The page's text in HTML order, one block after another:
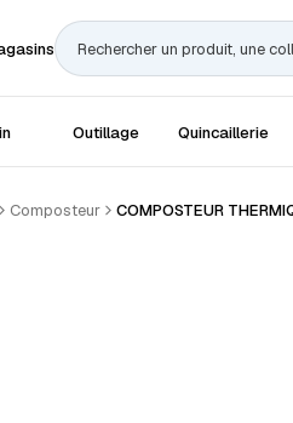
Rechercher
Outillage Quincaillerie
Composteur COMPOSTEUR